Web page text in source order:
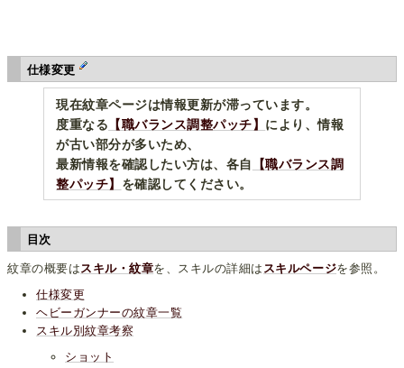
仕様変更
現在紋章ページは情報更新が滞っています。
度重なる 【職バランス調整パッチ】 により、情報
が古い部分が多いため、
最新情報を確認したい方は、各自
【職バランス調
整パッチ】 を確認してください。
目次
紋章の概要はスキル・紋章を、スキルの詳細は スキルページを参照。
仕様変更
ヘビーガンナーの紋章一覧
スキル別紋章考察
ショット